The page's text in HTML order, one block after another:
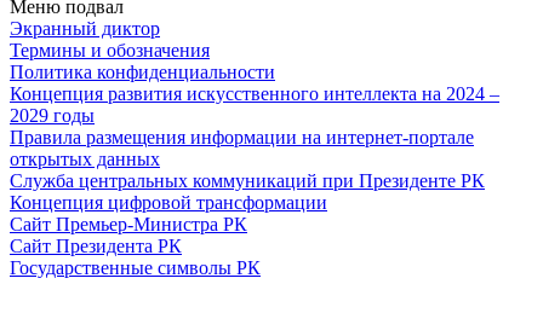
Меню подвал
Экранный диктор
Термины и обозначения
Политика конфиденциальности
Концепция развития искусственного интеллекта на 2024 –
2029 годы
Правила размещения информации на интернет-портале
открытых данных
Служба центральных коммуникаций при Президенте РК
Концепция цифровой трансформации
Сайт Премьер-Министра РК
Сайт Президента РК
Государственные символы РК